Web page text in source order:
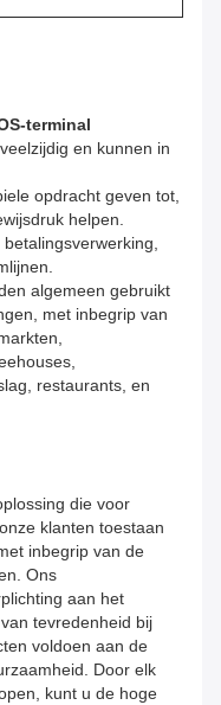
terminal
en kunnen in
opdracht geven tot,
helpen.
algemeen gebruikt
met inbegrip van
restaurants, en
die voor
klanten toestaan
inbegrip van de
Ons
aan het
tevredenheid bij
voldoen aan de
Door elk
kunt u de hoge